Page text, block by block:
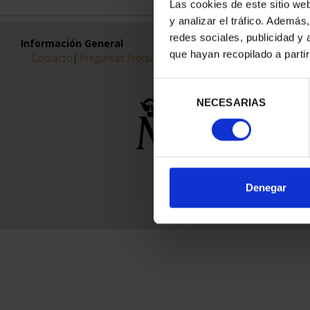
Las cookies de este sitio
y analizar el tráfico.
redes sociales, publicidad y
que hayan recopilado a
de
consentimiento
NECESARIAS
Denegar
Información General
Contacto | Preguntas Frequentes (FAQs)|Aviso Legal|